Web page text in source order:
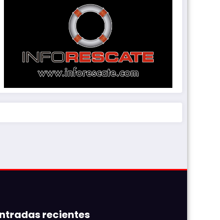
recientes